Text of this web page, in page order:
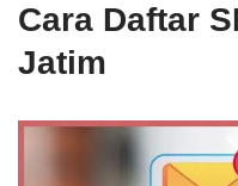
Cara Daftar
Jatim